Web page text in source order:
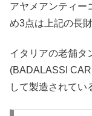
アヤメアンティー
め3点は上記の長
イタリアの老舗タ
(BADALASSI
して製造されてい